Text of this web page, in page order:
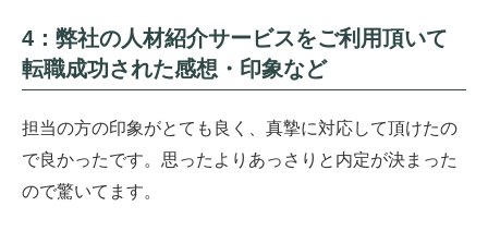
4：弊社の人材紹介サービスをご利用頂いて
転職成功された感想・印象など
担当の方の印象がとても良く、真摯に対応して頂けたの
で良かったです。思ったよりあっさりと内定が決まった
ので驚いてます。